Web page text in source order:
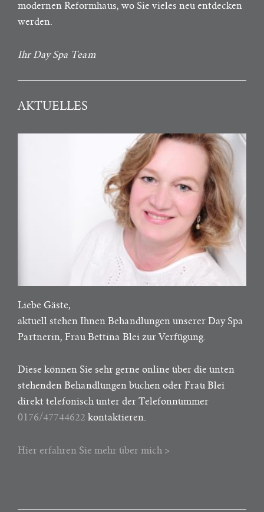
modernen Reformhaus, wo Sie vieles neu entdecken
werden.
Ihr Day Spa Team
AKTUELLES
Liebe Gäste,
aktuell stehen Ihnen Behandlungen unserer Day Spa
Partnerin, Frau Bettina Blei zur Verfügung.
Diese können Sie sehr gerne online über die unten
stehenden Behandlungen buchen oder Frau Blei
direkt telefonisch unter der Telefonnummer
0176/47744622 kontaktieren.
Hier erfahren Sie mehr über mich >